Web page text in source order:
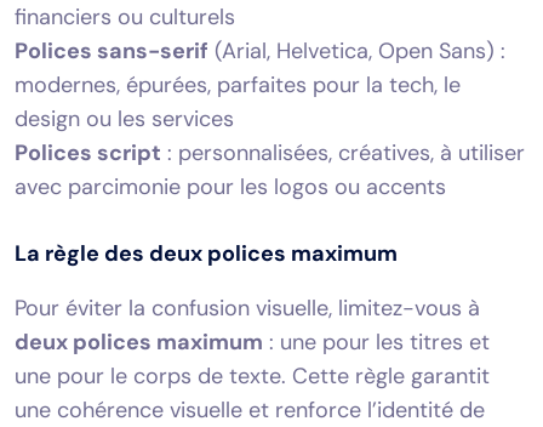
financiers ou culturels
Polices sans-serif (Arial, Helvetica, Open Sans) :
modernes, épurées, parfaites pour la tech, le
design ou les services
Polices script : personnalisées, créatives, à utiliser
avec parcimonie pour les logos ou accents
La règle des deux polices maximum
Pour éviter la confusion visuelle, limitez-vous à
deux polices maximum : une pour les titres et
une pour le corps de texte. Cette règle garantit
une cohérence visuelle et renforce l’identité de